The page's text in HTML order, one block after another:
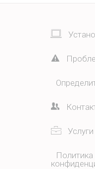
Услуги
Политика